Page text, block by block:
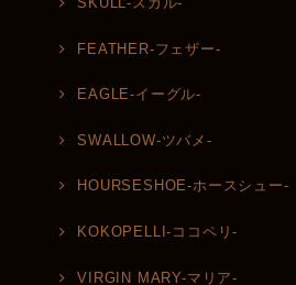
FEATHER-フェザー-
EAGLE-イーグル-
SWALLOW-ツバメ-
HOURSESHOE-ホースシュー-
KOKOPELLI-ココペリ-
VIRGIN MARY-マリア-